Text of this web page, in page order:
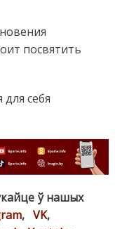
посвятить
себя
ў нашых
, VK,